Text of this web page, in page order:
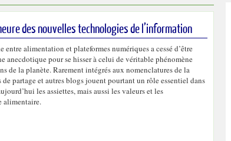
des nouvelles technologies de l’information
alimentation et plateformes numériques a cessé d’être
anecdotique pour se hisser à celui de véritable phénomène
de la planète. Rarement intégrés aux nomenclatures de la
partage et autres blogs jouent pourtant un rôle essentiel dans
les assiettes, mais aussi les valeurs et les
alimentaire.